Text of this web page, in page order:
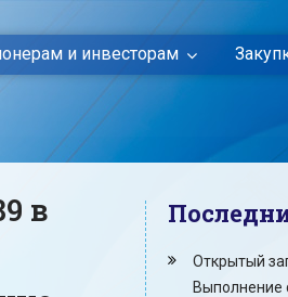
и инвесторам
в
Открытый
Выполнение